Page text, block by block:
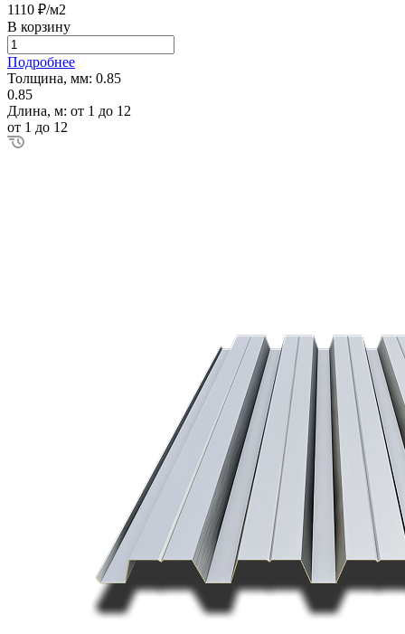
1110 ₽/м2
В корзину
Подробнее
Толщина, мм: 0.85
0.85
Длина, м: от 1 до 12
от 1 до 12